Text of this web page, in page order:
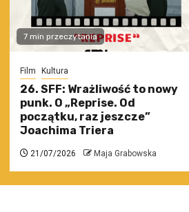
7 min przeczytania
Film Kultura
26. SFF: Wrażliwość to nowy
punk. O „Reprise. Od
początku, raz jeszcze”
Joachima Triera
21/07/2026 Maja Grabowska